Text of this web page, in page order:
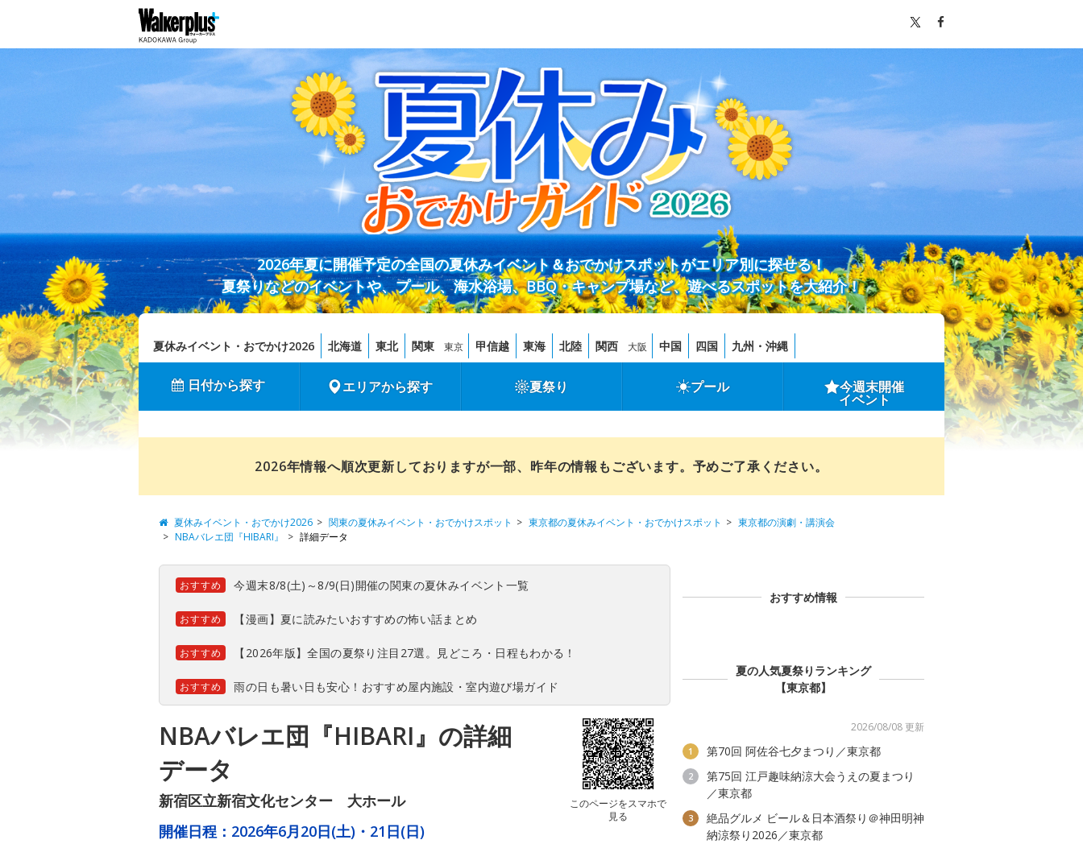
2026年夏に開催予定の全国の夏休みイベント＆おでかけスポットがエリア別に探せる！
夏祭りなどのイベントや、プール、海水浴場、BBQ・キャンプ場など、遊べるスポットを大紹介！
夏休みイベント・おでかけ2026 北海道 東北 関東 東京 甲信越 東海 北陸 関西 大阪 中国 四国 九州・沖縄
日付から探す エリアから探す 夏祭り プール 今週末開催
イベント
2026年情報へ順次更新しておりますが一部、昨年の情報もございます。予めご了承ください。
夏休みイベント・おでかけ2026 関東の夏休みイベント・おでかけスポット 東京都の夏休みイベント・おでかけスポット
東京都の演劇・講演会
NBAバレエ団『HIBARI』
詳細データ
おすすめ 今週末8/8(土)～8/9(日)開催の関東の夏休みイベント一覧
おすすめ 【漫画】夏に読みたいおすすめの怖い話まとめ
おすすめ 【2026年版】全国の夏祭り注目27選。見どころ・日程もわかる！
おすすめ 雨の日も暑い日も安心！おすすめ屋内施設・室内遊び場ガイド
NBAバレエ団『HIBARI』の詳細
データ
新宿区立新宿文化センター 大ホール
このページをスマホで
見る
開催日程： 2026年6月20日(土)・21日(日)
おすすめ情報
夏の人気夏祭りランキング
【東京都】
2026/08/08 更新
1 第70回 阿佐谷七夕まつり／東京都
2
第75回 江戸趣味納涼大会うえの夏まつり
／東京都
3
絶品グルメ ビール＆日本酒祭り＠神田明神
納涼祭り2026／東京都